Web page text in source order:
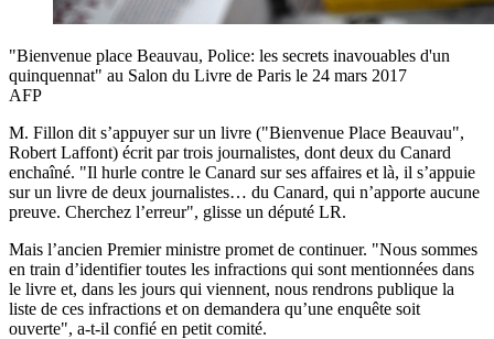
"Bienvenue place Beauvau, Police: les secrets inavouables d'un
quinquennat" au Salon du Livre de Paris le 24 mars 2017
AFP
M. Fillon dit s’appuyer sur un livre ("Bienvenue Place Beauvau",
Robert Laffont) écrit par trois journalistes, dont deux du Canard
enchaîné. "Il hurle contre le Canard sur ses affaires et là, il s’appuie
sur un livre de deux journalistes… du Canard, qui n’apporte aucune
preuve. Cherchez l’erreur", glisse un député LR.
Mais l’ancien Premier ministre promet de continuer. "Nous sommes
en train d’identifier toutes les infractions qui sont mentionnées dans
le livre et, dans les jours qui viennent, nous rendrons publique la
liste de ces infractions et on demandera qu’une enquête soit
ouverte", a-t-il confié en petit comité.